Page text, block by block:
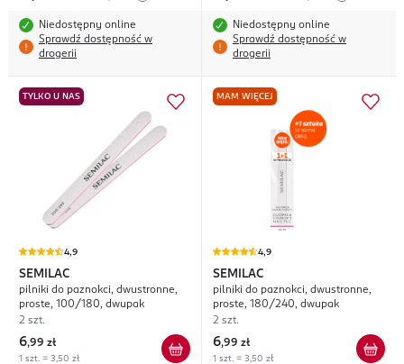
Niedostępny online
Sprawdź dostępność w
drogerii
Niedostępny online
Sprawdź dostępność w
drogerii
TYLKO U NAS
4,9
SEMILAC
pilniki do paznokci, dwustronne,
proste, 100/180, dwupak
2 szt.
6,99 zł
1 szt. = 3,50 zł
MAM WIĘCEJ
4,9
SEMILAC
pilniki do paznokci, dwustronne,
proste, 180/240, dwupak
2 szt.
6,99 zł
1 szt. = 3,50 zł